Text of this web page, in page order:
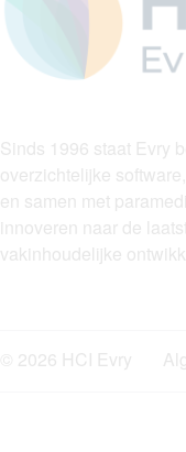
Sinds 1996 staat Evry
overzichtelijke
en samen met
innoveren naar de
vakinhoudelijke
© 2026 HCI Evry